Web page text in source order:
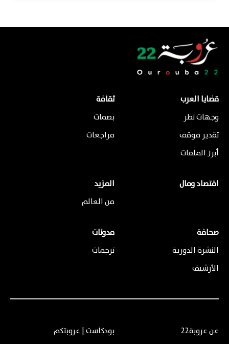
قضايا العرب
وجهات نظر
تقدير موقف
أبرز الملفات
ثقافة
بصمات
مراجعات
اقتصاد ومال
المزيد
من العالم
صحافة
النشرة الدورية
الأرشيف
مدونات
ترجمات
عن عروبة22
بودكاست | عروبتكم